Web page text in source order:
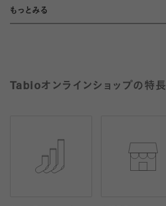
もっとみる
Tabioオンラインショップの特長